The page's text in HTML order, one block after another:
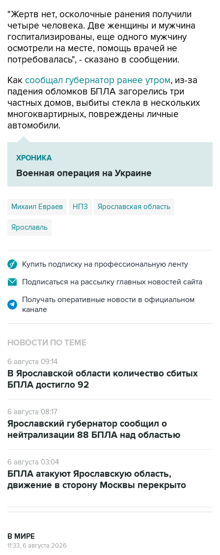
"Жертв нет, осколочные ранения получили
четыре человека. Две женщины и мужчина
госпитализированы, еще одного мужчину
осмотрели на месте, помощь врачей не
потребовалась", - сказано в сообщении.
Как сообщал губернатор ранее утром, из-за
падения обломков БПЛА загорелись три
частных домов, выбиты стекла в нескольких
многоквартирных, повреждены личные
автомобили.
ХРОНИКА
Военная операция на Украине
Михаил Евраев НПЗ Ярославская область
Ярославль
Купить подписку на профессиональную ленту
Подписаться на рассылку главных новостей сайта
Получать оперативные новости в официальном
канале
НОВОСТИ ПО ТЕМЕ
6 августа 09:14
В Ярославской области количество сбитых
БПЛА достигло 92
6 августа 08:17
Ярославский губернатор сообщил о
нейтрализации 88 БПЛА над областью
6 августа 03:04
БПЛА атакуют Ярославскую область,
движение в сторону Москвы перекрыто
В МИРЕ
11:33, 6 августа 2026